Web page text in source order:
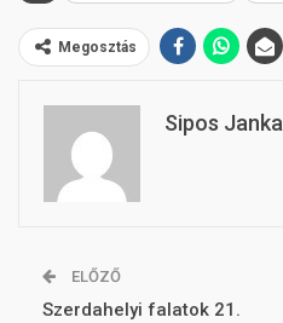
Megosztás
Sipos Janka
ELŐZŐ
Szerdahelyi falatok 21.